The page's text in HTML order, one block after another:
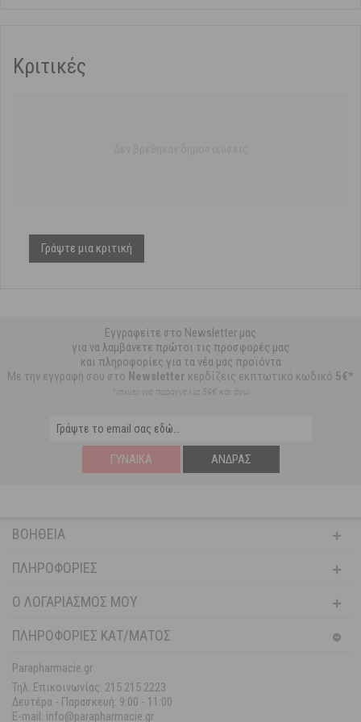
Κριτικές
Γράψτε μια κριτική
Εγγραφείτε στο Newsletter μας
για να λαμβάνετε πρώτοι τις προσφορές μας
και πληροφορίες για τα νέα μας προϊόντα
Με την εγγραφή σου στο Newsletter κερδίζεις εκπτωτικό κωδικό 5€*
*ισχύει για παραγγελία 59€ και άνω
ΓΥΝΑΊΚΑ ΆΝΔΡΑΣ
ΒΟΉΘΕΙΑ
ΠΛΗΡΟΦΟΡΊΕΣ
Ο ΛΟΓΑΡΙΑΣΜΌΣ ΜΟΥ
ΠΛΗΡΟΦΟΡΙΕΣ ΚΑΤ/ΜΑΤΟΣ
Parapharmacie.gr
Τηλ. Επικοινωνίας: 215 215 2223
Δευτέρα - Παρασκευή: 9:00 - 11:00
E-mail: info@parapharmacie.gr